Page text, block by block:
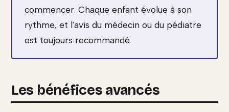
commencer. Chaque enfant évolue à son
rythme, et l'avis du médecin ou du pédiatre
est toujours recommandé.
Les bénéfices avancés